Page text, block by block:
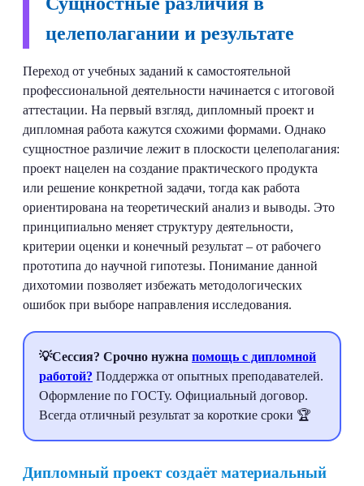
целеполагании и результате
Переход от учебных заданий к самостоятельной
профессиональной деятельности начинается с итоговой
аттестации. На первый взгляд, дипломный проект и
дипломная работа кажутся схожими формами. Однако
сущностное различие лежит в плоскости целеполагания:
проект нацелен на создание практического продукта
или решение конкретной задачи, тогда как работа
ориентирована на теоретический анализ и выводы. Это
принципиально меняет структуру деятельности,
критерии оценки и конечный результат – от рабочего
прототипа до научной гипотезы. Понимание данной
дихотомии позволяет избежать методологических
ошибок при выборе направления исследования.
💡Сессия? Срочно нужна помощь с дипломной
работой? Поддержка от опытных преподавателей.
Оформление по ГОСТу. Официальный договор.
Всегда отличный результат за короткие сроки 🏆
Дипломный проект создаёт материальный